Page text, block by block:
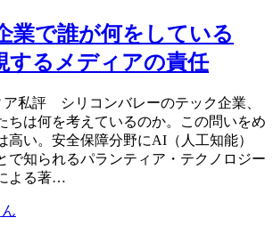
業で誰が何をしている
るメディアの責任
私評 シリコンバレーのテック企業、
ちは何を考えているのか。この問いをめ
高い。安全保障分野にAI（人工知能）
で知られるパランティア・テクノロジー
よる著…